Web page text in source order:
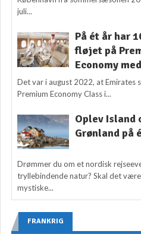
juli...
På ét år har
fløjet på
Economy
Det var i august 2022, at Emirates
Premium Economy Class i...
Oplev Island
Grønland på
Drømmer du om et nordisk
tryllebindende natur? Skal det
mystiske...
FRANKRIG